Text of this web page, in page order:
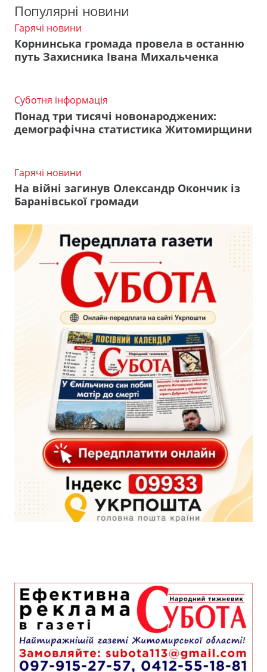
Популярні новини
Гарячі новини
Корнинська громада провела в останню
путь Захисника Івана Михальченка
Суботня інформація
Понад три тисячі новонароджених:
демографічна статистика Житомирщини
Гарячі новини
На війні загинув Олександр Окончик із
Баранівської громади